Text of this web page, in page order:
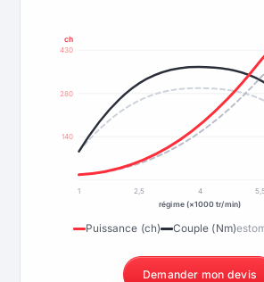
140
280
430
ch
1 2,5 4
régime (×1000 tr/min)
Puissance (ch) Couple (Nm)
Demander mon devis